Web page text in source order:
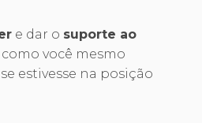
e dar o suporte ao
você mesmo
estivesse na posição